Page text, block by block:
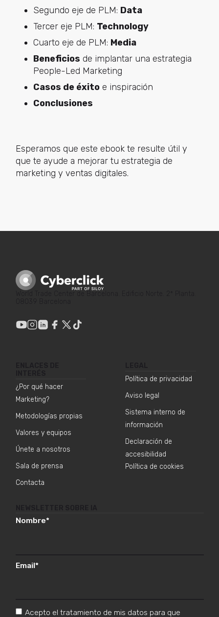
Segundo eje de PLM: Data
Tercer eje PLM: Technology
Cuarto eje de PLM: Media
Beneficios de implantar una estrategia
People-Led Marketing
Casos de éxitoe inspiración
Conclusiones
Esperamos que este ebook te resulte útil y
que te ayude a mejorar tu estrategia de
marketing y ventas digitales.
¿Por qué hacer
Marketing?
Metodologías propias
Valores y equipos
Únete a nosotros
Sala de prensa
Contacta
Política de privacidad
Aviso legal
Sistema interno de
información
Declaración de
accesibilidad
Política de cookies
Nombre*
Email*
Acepto el tratamiento de mis datos para que